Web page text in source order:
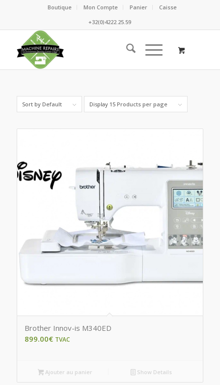
Boutique Mon Compte Panier
Caisse
+32(0)4222.25.59
Sort by Default Display 15 Products per page
Brother Innov-is M340ED
899.00€ TVAC
Ajouter au panier Show Details